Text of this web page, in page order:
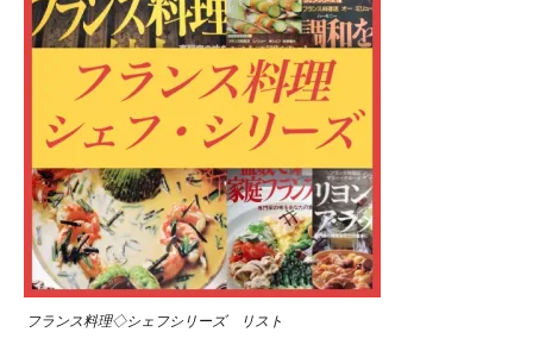
フランス料理◇シェフシリーズ リスト